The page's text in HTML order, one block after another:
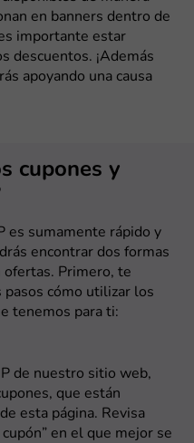
en banners dentro de
importante estar
descuentos. ¡Además
apoyando una causa
cupones y
es sumamente rápido y
encontrar dos formas
ofertas. Primero, te
cómo utilizar los
tenemos para ti:
de nuestro sitio web,
que están
esta página. Revisa
en el que mejor se